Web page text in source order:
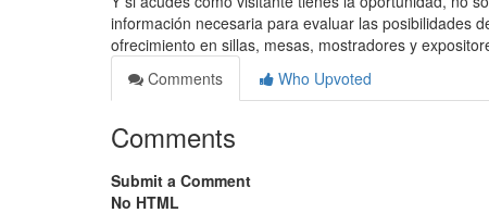
información necesaria para evaluar las posibilidades
ofrecimiento en sillas, mesas, mostradores y
Comments
Who Upvoted
Comments
Submit a Comment
No HTML